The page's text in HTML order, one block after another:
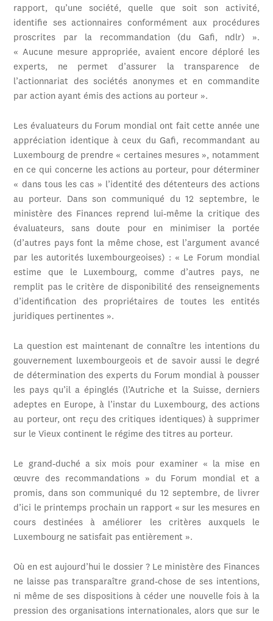
rapport, qu’une société, quelle que soit son activité,
identifie ses actionnaires conformément aux procédures
proscrites par la recommandation (du Gafi, ndlr) ».
« Aucune mesure appropriée, avaient encore déploré les
experts, ne permet d’assurer la transparence de
l’actionnariat des sociétés anonymes et en commandite
par action ayant émis des actions au porteur ».
Les évaluateurs du Forum mondial ont fait cette année une
appréciation identique à ceux du Gafi, recommandant au
Luxembourg de prendre « certaines mesures », notamment
en ce qui concerne les actions au porteur, pour déterminer
« dans tous les cas » l’identité des détenteurs des actions
au porteur. Dans son communiqué du 12 septembre, le
ministère des Finances reprend lui-même la critique des
évaluateurs, sans doute pour en minimiser la portée
(d’autres pays font la même chose, est l’argument avancé
par les autorités luxembourgeoises) : « Le Forum mondial
estime que le Luxembourg, comme d’autres pays, ne
remplit pas le critère de disponibilité des renseignements
d’identification des propriétaires de toutes les entités
juridiques pertinentes ».
La question est maintenant de connaître les intentions du
gouvernement luxembourgeois et de savoir aussi le degré
de détermination des experts du Forum mondial à pousser
les pays qu’il a épinglés (l’Autriche et la Suisse, derniers
adeptes en Europe, à l’instar du Luxembourg, des actions
au porteur, ont reçu des critiques identiques) à supprimer
sur le Vieux continent le régime des titres au porteur.
Le grand-duché a six mois pour examiner « la mise en
œuvre des recommandations » du Forum mondial et a
promis, dans son communiqué du 12 septembre, de livrer
d’ici le printemps prochain un rapport « sur les mesures en
cours destinées à améliorer les critères auxquels le
Luxembourg ne satisfait pas entièrement ».
Où en est aujourd’hui le dossier ? Le ministère des Finances
ne laisse pas transparaître grand-chose de ses intentions,
ni même de ses dispositions à céder une nouvelle fois à la
pression des organisations internationales, alors que sur le